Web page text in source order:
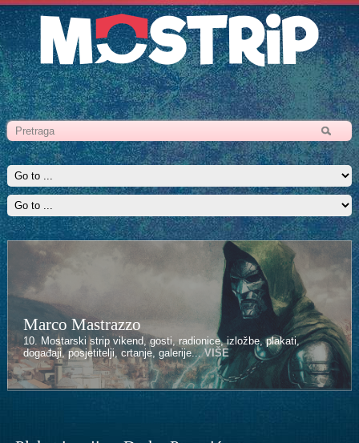
Marco Mastrazzo
10. Mostarski strip vikend, gosti, radionice, izložbe, plakati,
događaji, posjetitelji, crtanje, galerije...VIŠE